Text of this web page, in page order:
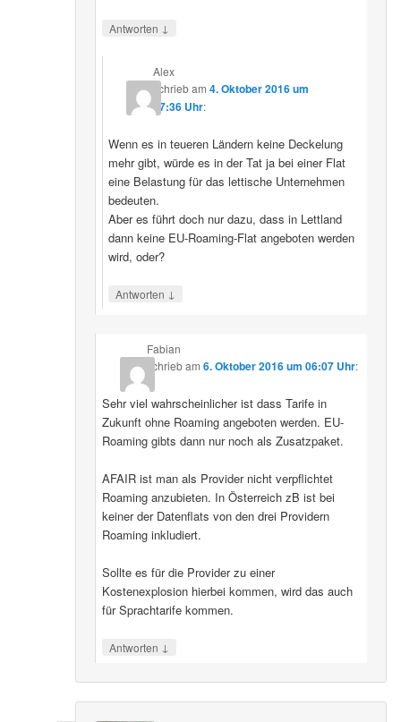
Antworten ↓
Alex
schriebam4. Oktober 2016 um
17:36 Uhr:
Wenn es in teueren Ländern keine Deckelung
mehr gibt, würde es in der Tat ja bei einer Flat
eine Belastung für das lettische Unternehmen
bedeuten.
Aber es führt doch nur dazu, dass in Lettland
dann keine EU-Roaming-Flat angeboten werden
wird, oder?
Antworten ↓
Fabian
schriebam 6. Oktober 2016 um 06:07 Uhr:
Sehr viel wahrscheinlicher ist dass Tarife in
Zukunft ohne Roaming angeboten werden. EU-
Roaming gibts dann nur noch als Zusatzpaket.
AFAIR ist man als Provider nicht verpflichtet
Roaming anzubieten. In Österreich zB ist bei
keiner der Datenflats von den drei Providern
Roaming inkludiert.
Sollte es für die Provider zu einer
Kostenexplosion hierbei kommen, wird das auch
für Sprachtarife kommen.
Antworten ↓